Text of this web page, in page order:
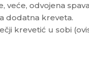
odvojena
dodatna kreveta.
krevetić u sobi